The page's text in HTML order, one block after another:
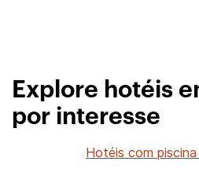
Explore hotéis
por interesse
Hotéis com piscina